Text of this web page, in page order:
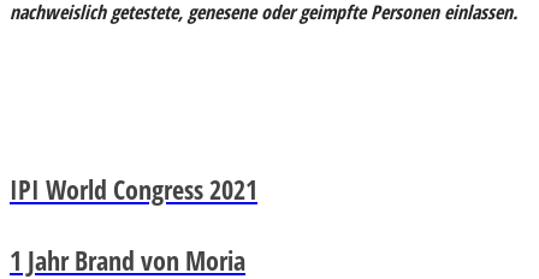
nachweislich getestete, genesene oder geimpfte Personen einlassen.
IPI World Congress 2021
1 Jahr Brand von Moria